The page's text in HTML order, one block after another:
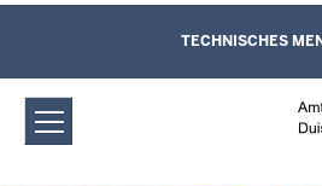
Amtsgericht Duisburg-
Prozess-Sachen (Streit
Personen)
Direkt zum Inhalt
Leichte Sprache,
und Kontaktformular
TECHNISCHES